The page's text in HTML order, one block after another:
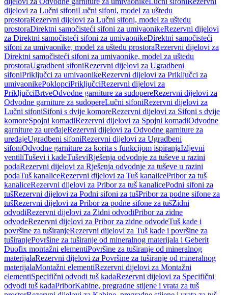
dijelovi za Lučni sifoniLučni sifoni, model za uštedu
prostoraRezervni dijelovi za Lučni sifoni, model za uštedu
prostoraDirektni samočisteći sifoni za umivaonikeRezervni dijelovi
za Direktni samočisteći sifoni za umivaonikeDirektni samočisteći
sifoni za umivaonike, model za uštedu prostoraRezervni dijelovi za
Direktni samočisteći sifoni za umivaonike, model za uštedu
prostoraUgradbeni sifoniRezervni dijelovi za Ugradbeni
sifoniPriključci za umivaonikeRezervni dijelovi za Priključci za
umivaonikePoklopciPriključciRezervni dijelovi za
PriključciBrtveOdvodne garniture za sudopereRezervni dijelovi za
Odvodne garniture za sudopereLučni sifoniRezervni dijelovi za
Lučni sifoniSifoni s dvije komoreRezervni dijelovi za Sifoni s dvije
komoreSpojni komadiRezervni dijelovi za Spojni komadiOdvodne
garniture za uređajeRezervni dijelovi za Odvodne garniture za
uređajeUgradbeni sifoniRezervni dijelovi za Ugradbeni
sifoniOdvodne garniture za korita s funkcijom ispiranjaIzljevni
ventiliTuševi i kadeTuševiRješenja odvodnje za tuševe u razini
podaRezervni dijelovi za Rješenja odvodnje za tuševe u razini
podaTuš kanaliceRezervni dijelovi za Tuš kanalicePribor za tuš
kanaliceRezervni dijelovi za Pribor za tuš kanalicePodni sifoni za
tušRezervni dijelovi za Podni sifoni za tušPribor za podne sifone za
tušRezervni dijelovi za Pribor za podne sifone za tušZidni
odvodiRezervni dijelovi za Zidni odvodiPribor za zidne
odvodeRezervni dijelovi za Pribor za zidne odvodeTuš kade i
površine za tuširanjeRezervni dijelovi za Tuš kade i površine za
tuširanjePovršine za tuširanje od mineralnog materijala i Geberit
Duofix montažni elementiPovršine za tuširanje od mineralnog
materijalaRezervni dijelovi za Površine za tuširanje od mineralnog
materijalaMontažni elementiRezervni dijelovi za Montažni
elementiSpecifični odvodi tuš kadaRezervni dijelovi za Specifični
odvodi tuš kadaPriborKabine, pregradne stijene i vrata za tuš